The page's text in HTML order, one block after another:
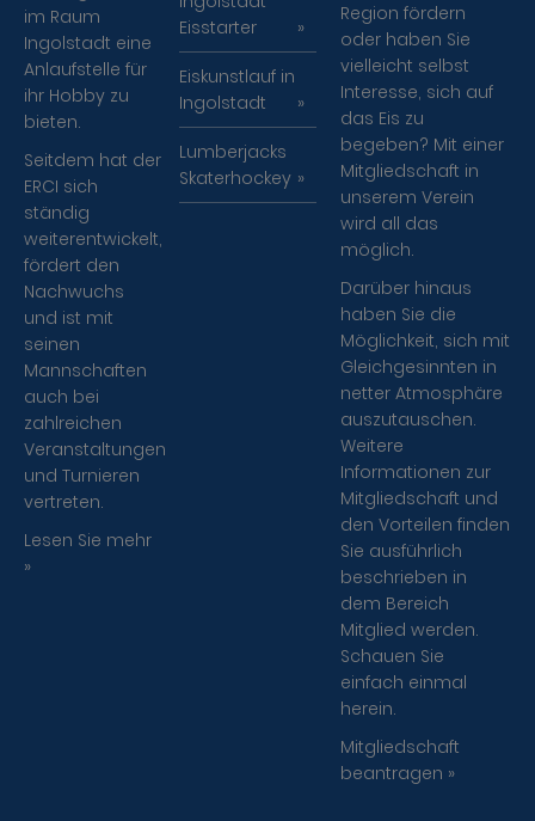
im Raum
Ingolstadt eine
Anlaufstelle für
ihr Hobby zu
bieten.
Seitdem hat der
ERCI sich
ständig
weiterentwickelt,
fördert den
Nachwuchs
und ist mit
seinen
Mannschaften
auch bei
zahlreichen
Veranstaltungen
und Turnieren
vertreten.
Lesen Sie mehr
»
Eisstarter
Eiskunstlauf in
Ingolstadt
Lumberjacks
Skaterhockey
Region fördern
oder haben Sie
vielleicht selbst
Interesse, sich auf
das Eis zu
begeben? Mit einer
Mitgliedschaft in
unserem Verein
wird all das
möglich.
Darüber hinaus
haben Sie die
Möglichkeit, sich mit
Gleichgesinnten in
netter Atmosphäre
auszutauschen.
Weitere
Informationen zur
Mitgliedschaft und
den Vorteilen finden
Sie ausführlich
beschrieben in
dem Bereich
Mitglied werden.
Schauen Sie
einfach einmal
herein.
Mitgliedschaft
beantragen »